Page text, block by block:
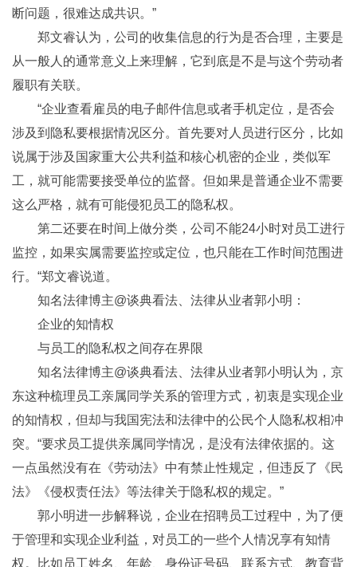
断问题，很难达成共识。”
郑文睿认为，公司的收集信息的行为是否合理，主要是
从一般人的通常意义上来理解，它到底是不是与这个劳动者
履职有关联。
“企业查看雇员的电子邮件信息或者手机定位，是否会
涉及到隐私要根据情况区分。首先要对人员进行区分，比如
说属于涉及国家重大公共利益和核心机密的企业，类似军
工，就可能需要接受单位的监督。但如果是普通企业不需要
这么严格，就有可能侵犯员工的隐私权。
第二还要在时间上做分类，公司不能24小时对员工进行
监控，如果实属需要监控或定位，也只能在工作时间范围进
行。“郑文睿说道。
知名法律博主@谈典看法、法律从业者郭小明：
企业的知情权
与员工的隐私权之间存在界限
知名法律博主@谈典看法、法律从业者郭小明认为，京
东这种梳理员工亲属同学关系的管理方式，初衷是实现企业
的知情权，但却与我国宪法和法律中的公民个人隐私权相冲
突。“要求员工提供亲属同学情况，是没有法律依据的。这
一点虽然没有在《劳动法》中有禁止性规定，但违反了《民
法》《侵权责任法》等法律关于隐私权的规定。”
郭小明进一步解释说，企业在招聘员工过程中，为了便
于管理和实现企业利益，对员工的一些个人情况享有知情
权。比如员工姓名、年龄、身份证号码、联系方式、教育背